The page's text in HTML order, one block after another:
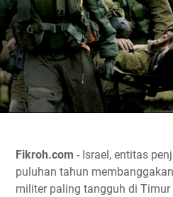
Fikroh.com - Israel, entitas
puluhan tahun
militer paling tangguh di